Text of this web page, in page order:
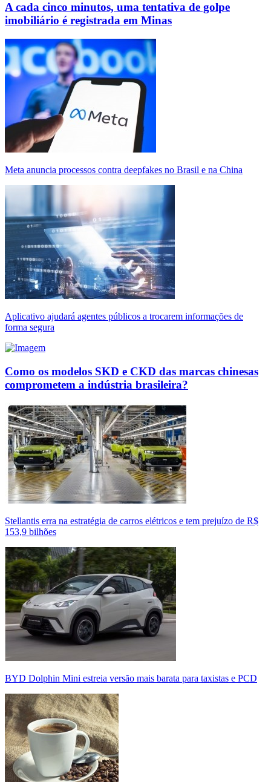
A cada cinco minutos, uma tentativa de golpe
imobiliário é registrada em Minas
Meta anuncia processos contra deepfakes no Brasil e na China
Aplicativo ajudará agentes públicos a trocarem informações de
forma segura
Como os modelos SKD e CKD das marcas chinesas
comprometem a indústria brasileira?
Stellantis erra na estratégia de carros elétricos e tem prejuízo de R$
153,9 bilhões
BYD Dolphin Mini estreia versão mais barata para taxistas e PCD